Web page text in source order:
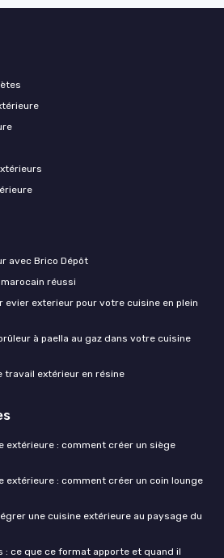
avec Brico Dépôt
réussi
evier exterieur pour votre cuisine en plein
à paella au gaz dans votre cuisine
travail extérieur en résine
extérieure : comment créer un siège
extérieure : comment créer un coin lounge
une cuisine extérieure au paysage du
: ce que ce format apporte et quand il